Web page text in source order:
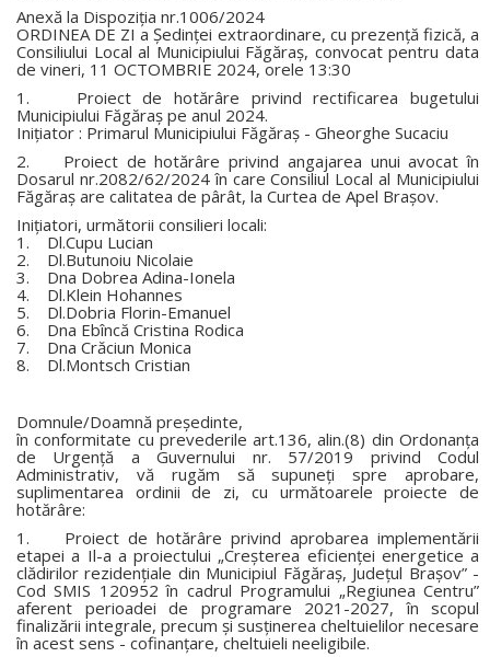
Anexă la Dispoziţia nr.1006/2024
ORDINEA DE ZI a Şedinţei extraordinare, cu prezenţă fizică, a
Consiliului Local al Municipiului Făgăraş, convocat pentru data
de vineri, 11 OCTOMBRIE 2024, orele 13:30
1. Proiect de hotărâre privind rectificarea bugetului
Municipiului Făgăraş pe anul 2024.
Iniţiator : Primarul Municipiului Făgăraş - Gheorghe Sucaciu
2. Proiect de hotărâre privind angajarea unui avocat în
Dosarul nr.2082/62/2024 în care Consiliul Local al Municipiului
Făgăraş are calitatea de pârât, la Curtea de Apel Braşov.
Iniţiatori, următorii consilieri locali:
1. Dl.Cupu Lucian
2. Dl.Butunoiu Nicolaie
3. Dna Dobrea Adina-Ionela
4. Dl.Klein Hohannes
5. Dl.Dobria Florin-Emanuel
6. Dna Ebîncă Cristina Rodica
7. Dna Crăciun Monica
8. Dl.Montsch Cristian
Domnule/Doamnă preşedinte,
în conformitate cu prevederile art.136, alin.(8) din Ordonanţa
de Urgenţă a Guvernului nr. 57/2019 privind Codul
Administrativ, vă rugăm să supuneţi spre aprobare,
suplimentarea ordinii de zi, cu următoarele proiecte de
hotărâre:
1. Proiect de hotărâre privind aprobarea implementării
etapei a Il-a a proiectului „Creşterea eficienţei energetice a
clădirilor rezidenţiale din Municipiul Făgăraş, Judeţul Braşov” -
Cod SMIS 120952 în cadrul Programului „Regiunea Centru”
aferent perioadei de programare 2021-2027, în scopul
finalizării integrale, precum şi susţinerea cheltuielilor necesare
în acest sens - cofinanţare, cheltuieli neeligibile.